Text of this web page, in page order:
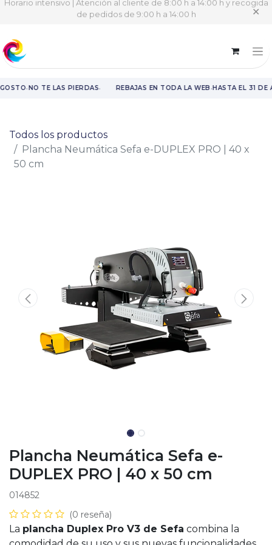
Horario intensivo | Atención al cliente de 8:00 h a 14:00 h y recogida
de pedidos de 9:00 h a 14:00 h
✕
·NO TE LAS PIERDAS· REBAJAS EN TODA LA WEB·HASTA EL 31 DE
Todos los productos
Plancha Neumática Sefa e-DUPLEX PRO | 40 x
50 cm
Plancha Neumática Sefa e-
DUPLEX PRO | 40 x 50 cm
014852
(0 reseña)
La plancha Duplex Pro V3 de Sefa combina la